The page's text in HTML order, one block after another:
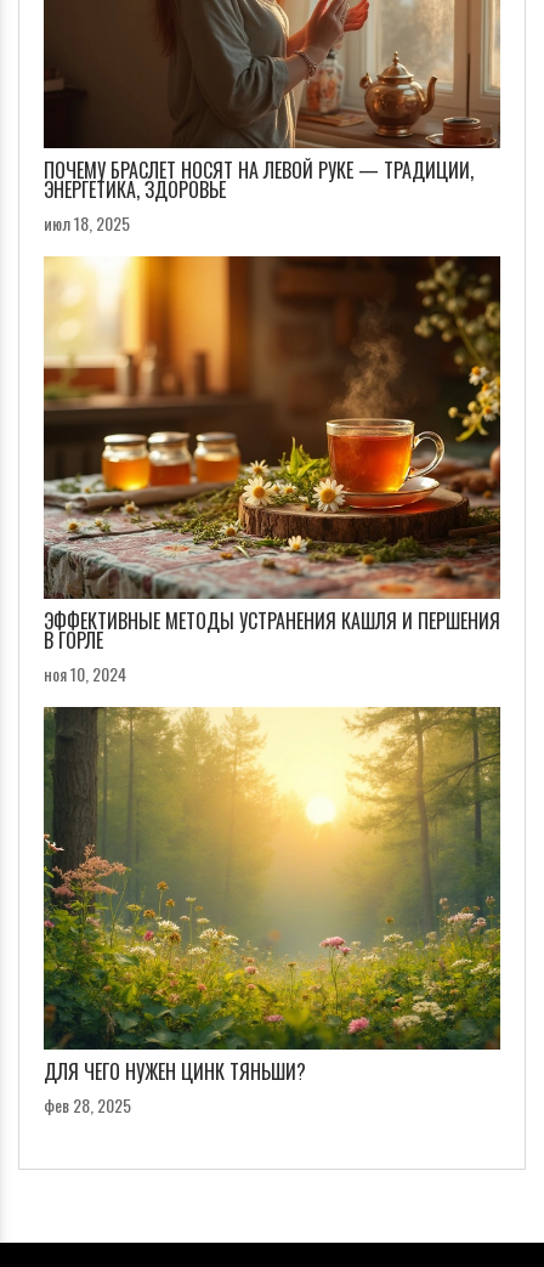
ПОЧЕМУ БРАСЛЕТ НОСЯТ НА ЛЕВОЙ РУКЕ — ТРАДИЦИИ,
ЭНЕРГЕТИКА, ЗДОРОВЬЕ
июл 18, 2025
ЭФФЕКТИВНЫЕ МЕТОДЫ УСТРАНЕНИЯ КАШЛЯ И ПЕРШЕНИЯ
В ГОРЛЕ
ноя 10, 2024
ДЛЯ ЧЕГО НУЖЕН ЦИНК ТЯНЬШИ?
фев 28, 2025